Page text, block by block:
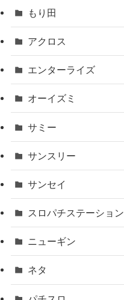
もり田
アクロス
エンターライズ
オーイズミ
サミー
サンスリー
サンセイ
スロパチステーション
ニューギン
ネタ